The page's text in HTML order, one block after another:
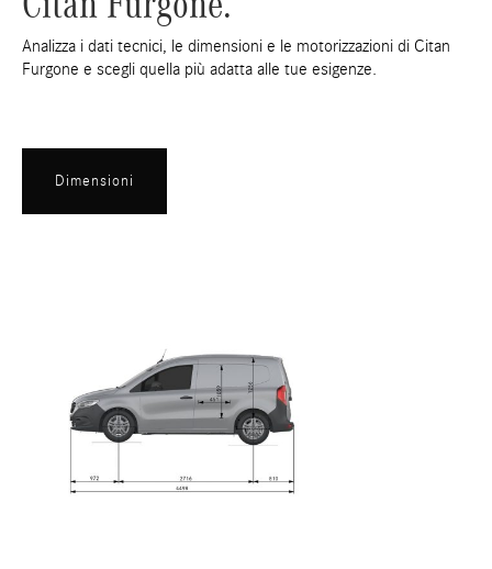
Analizza i dati tecnici, le dimensioni e le motorizzazioni di Citan
Furgone e scegli quella più adatta alle tue esigenze.
Dimensioni